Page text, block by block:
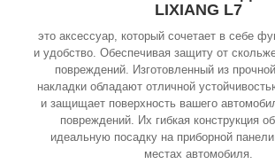
LIXIANG L7
это аксессуар, который сочетает в себе
и удобство. Обеспечивая защиту от
повреждений. Изготовленный из
накладки обладают отличной
и защищает поверхность вашего
повреждений. Их гибкая конструкция
идеальную посадку на приборной
местах автомобиля.